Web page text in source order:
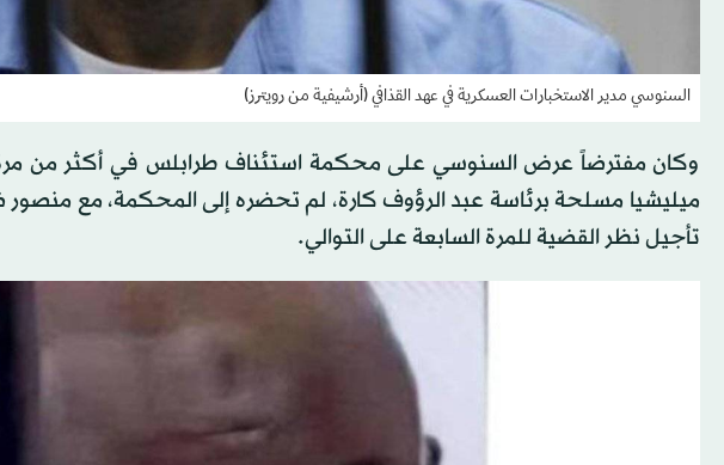
السنوسي مدير الاستخبارات العسكرية في عهد القذافي (أرشيفية من رويترز)
وكان مفترضاً عرض السنوسي على محكمة استئناف طرابلس في أكثر من مرة
ميليشيا مسلحة برئاسة عبد الرؤوف كارة، لم تحضره إلى المحكمة، مع منصور
تأجيل نظر القضية للمرة السابعة على التوالي.